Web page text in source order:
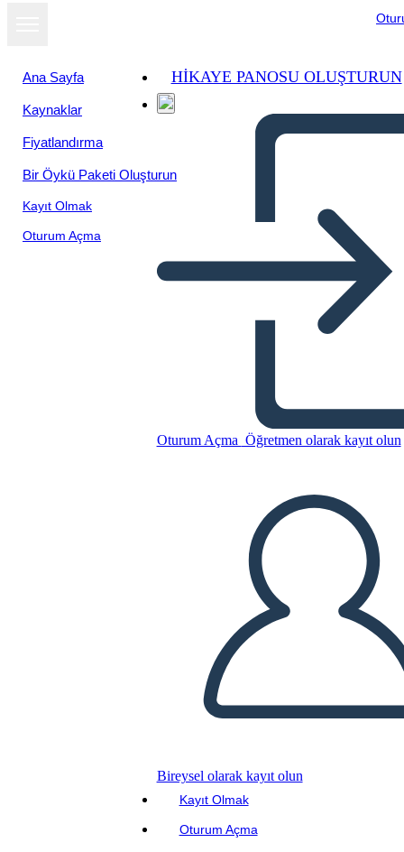
Ana Sayfa
Kaynaklar
Fiyatlandırma
Bir Öykü Paketi Oluşturun
Kayıt Olmak
Oturum Açma
HIKAYE PANOSU OLUŞTURUN
Oturum Açma Öğretmen olarak kayıt olun
Bireysel olarak kayıt olun
Kayıt Olmak
Oturum Açma
Antica Roma UVA Grafico
Bu Öykü Panosunu kopyala
BİR HİKAYE PANOSU OLUŞTUR
SLAYT GÖSTERİSİNİ OYNAT
BENİ OKU
Slayt gösterisi
olarak
görüntüle